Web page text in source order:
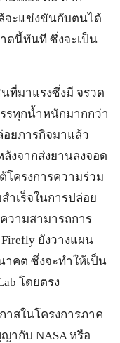
ล้จะแข่งขันกับตนได้
ดนี้ทันที ซึ่งจะเป็น
ที่มาแรงซึ่งมี จรวด
รรทุกน้ำหนักมากกว่า
อยภารกิจมาแล้ว
งจากส่งยานลงจอด
โครงการความร่วม
ำเร็จในการปล่อย
วามสามารถการ
ยังวางแผน
าคต ซึ่งจะทำให้เป็น
โดยตรง
าสในโครงการภาค
ากับ NASA หรือ